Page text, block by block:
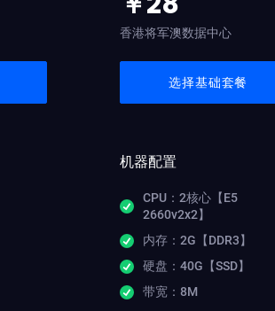
香港将军澳数据中心
选择基础套餐
机器配置
CPU：2核心【E5
2660v2x2】
内存：2G【DDR3】
硬盘：40G【SSD】
带宽：8M